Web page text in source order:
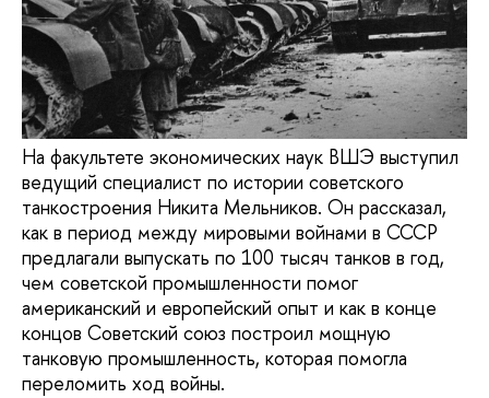
На факультете экономических наук ВШЭ выступил
ведущий специалист по истории советского
танкостроения Никита Мельников. Он рассказал,
как в период между мировыми войнами в СССР
предлагали выпускать по 100 тысяч танков в год,
чем советской промышленности помог
американский и европейский опыт и как в конце
концов Советский союз построил мощную
танковую промышленность, которая помогла
переломить ход войны.